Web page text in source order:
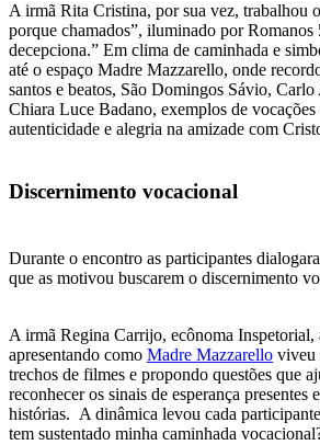
A irmã Rita Cristina, por sua vez, trabalhou
porque chamados”, iluminado por Romanos
decepciona.” Em clima de caminhada e
até o espaço Madre Mazzarello, onde
santos e beatos, São Domingos Sávio,
Chiara Luce Badano, exemplos de
autenticidade e alegria na amizade com
Discernimento vocacional
Durante o encontro as participantes
que as motivou buscarem o discernimento
A irmã Regina Carrijo, ecônoma
apresentando como Madre Mazzarello viveu
trechos de filmes e propondo questões que
reconhecer os sinais de esperança presentes
histórias. A dinâmica levou cada
tem sustentado minha caminhada